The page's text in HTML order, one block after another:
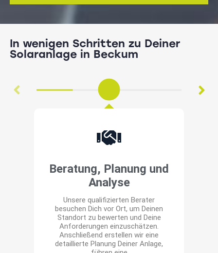
In wenigen Schritten zu Deiner
Solaranlage in Beckum
Beratung, Planung und
Analyse
Unsere qualifizierten Berater
besuchen Dich vor Ort, um Deinen
Standort zu bewerten und Deine
Anforderungen einzuschätzen.
Anschließend erstellen wir eine
detaillierte Planung Deiner Anlage,